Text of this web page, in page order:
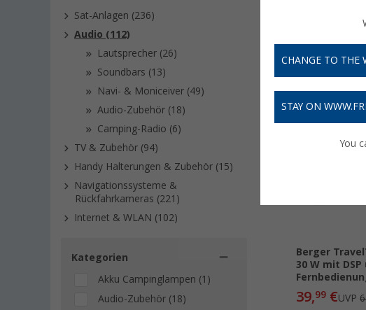
Sat-Anlagen (236)
Audio (112)
Lautsprecher (26)
Soundbars (13)
Navi- & Moniceiver (49)
Audio-Zubehör (18)
Camping-Radio (6)
TV & Zubehör (94)
Handy Halterungen & Zubehör (15)
Navigationssysteme &
Rückfahrkameras (221)
Internet & WLAN (102)
Kategorien
Akku Campinglampen (1)
Audio-Zubehör (18)
Passende Audio-
Soundbars bis hin
ausgelegt ist.Jetzt
Berger
30 W mit DSP
39,99 €UVP
CHANGE TO THE
STAY ON
You